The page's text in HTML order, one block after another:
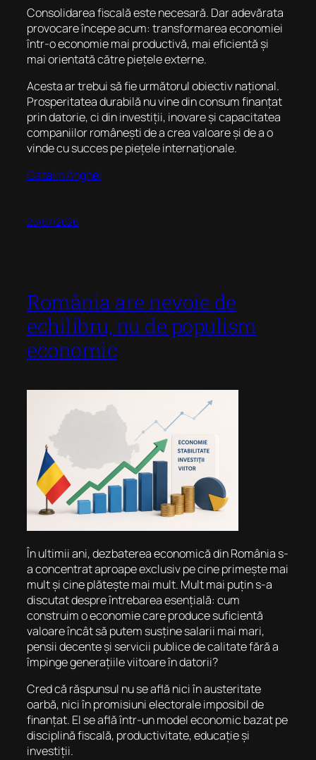
Consolidarea fiscală este necesară. Dar adevărata
provocare începe acum: transformarea economiei
într-o economie mai productivă, mai eficientă și
mai orientată către piețele externe.
Acesta ar trebui să fie următorul obiectiv național.
Prosperitatea durabilă nu vine din consum finanțat
prin datorie, ci din investiții, inovare și capacitatea
companiilor românești de a crea valoare și de a o
vinde cu succes pe piețele internaționale.
Catalin Anghel
25/07/2026
România are nevoie de
echilibru, nu de populism
economic
În ultimii ani, dezbaterea economică din România s-
a concentrat aproape exclusiv pe cine primește mai
mult și cine plătește mai mult. Mult mai puțin s-a
discutat despre întrebarea esențială: cum
construim o economie care produce suficientă
valoare încât să putem susține salarii mai mari,
pensii decente și servicii publice de calitate fără a
împinge generațiile viitoare în datorii?
Cred că răspunsul nu se află nici în austeritate
oarbă, nici în promisiuni electorale imposibil de
finanțat. El se află într-un model economic bazat pe
disciplină fiscală, productivitate, educație și
investiții.